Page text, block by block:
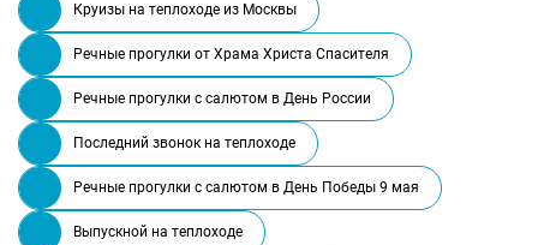
Круизы на теплоходе из Москвы
Речные прогулки от Храма Христа Спасителя
Речные прогулки с салютом в День России
Последний звонок на теплоходе
Речные прогулки с салютом в День Победы 9 мая
Выпускной на теплоходе